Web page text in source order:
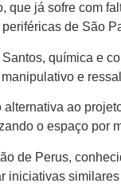
que já sofre com
de São
química e
e
alternativa ao
o espaço por
de Perus,
iniciativas